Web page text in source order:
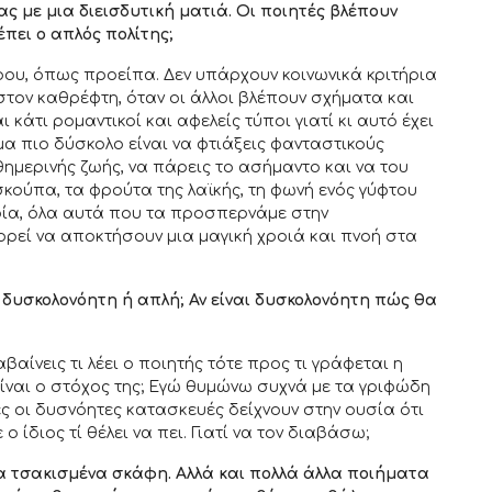
με μια διεισδυτική ματιά. Οι ποιητές βλέπουν
ο απλός πολίτης;
όπως προείπα. Δεν υπάρχουν κοινωνικά κριτήρια
καθρέφτη, όταν οι άλλοι βλέπουν σχήματα και
ρομαντικοί και αφελείς τύποι γιατί κι αυτό έχει
πιο δύσκολο είναι να φτιάξεις φανταστικούς
ζωής, να πάρεις το ασήμαντο και να του
τα φρούτα της λαϊκής, τη φωνή ενός γύφτου
όλα αυτά που τα προσπερνάμε στην
να αποκτήσουν μια μαγική χροιά και πνοή στα
ή απλή; Αν είναι δυσκολονόητη πώς θα
τι λέει ο ποιητής τότε προς τι γράφεται η
ο στόχος της; Εγώ θυμώνω συχνά με τα γριφώδη
οι δυσνόητες κατασκευές δείχνουν στην ουσία ότι
ίδιος τί θέλει να πει. Γιατί να τον διαβάσω;
τσακισμένα σκάφη. Αλλά και πολλά άλλα ποιήματα